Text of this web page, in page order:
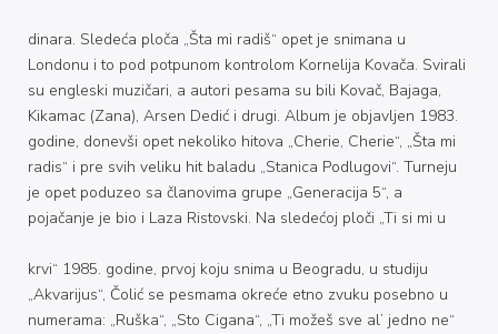
dinara. Sledeća ploča „Šta mi radiš“ opet je snimana u
Londonu i to pod potpunom kontrolom Kornelija Kovača. Svirali
su engleski muzičari, a autori pesama su bili Kovač, Bajaga,
Kikamac (Zana), Arsen Dedić i drugi. Album je objavljen 1983.
godine, donevši opet nekoliko hitova „Cherie, Cherie“, „Šta mi
radis“ i pre svih veliku hit baladu „Stanica Podlugovi“. Turneju
je opet poduzeo sa članovima grupe „Generacija 5“, a
pojačanje je bio i Laza Ristovski. Na sledećoj ploči „Ti si mi u
krvi“ 1985. godine, prvoj koju snima u Beogradu, u studiju
„Akvarijus“, Čolić se pesmama okreće etno zvuku posebno u
numerama: „Ruška“, „Sto Cigana“, „Ti možeš sve al’ jedno ne“